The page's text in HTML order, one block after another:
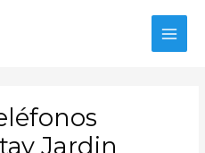
Jardin